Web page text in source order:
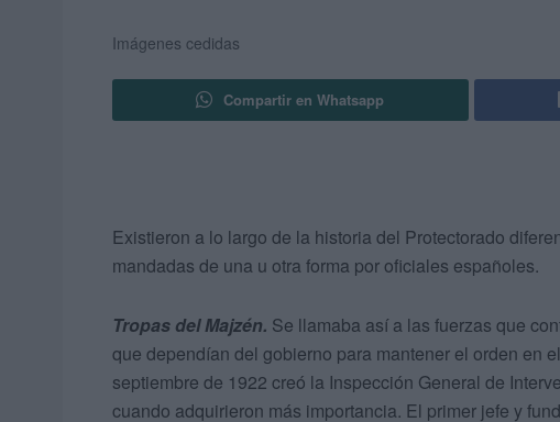
Imágenes cedidas
Compartir en Whatsapp
Existieron a lo largo de la historia del Protectorado
mandadas de una u otra forma por oficiales españoles.
Tropas del Majzén. Se llamaba así a las fuerzas que
que dependían del gobierno para mantener el orden en
septiembre de 1922 creó la Inspección General de
cuando adquirieron más importancia. El primer jefe y